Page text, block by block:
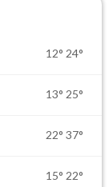
12° 24°
13° 25°
22° 37°
15° 22°